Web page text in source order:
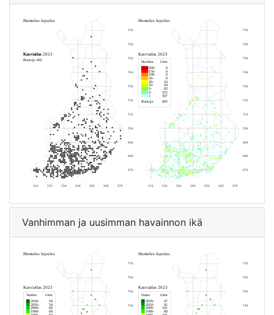
Vanhimman ja uusimman havainnon ikä